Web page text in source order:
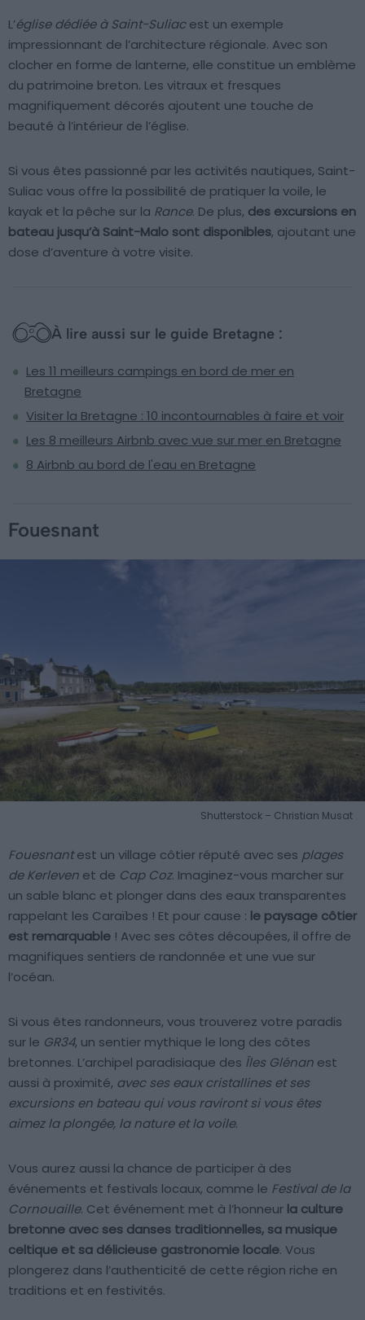
L’église dédiée à Saint-Suliacest un exemple
impressionnant de l’architecture régionale. Avec son
clocher en forme de lanterne, elle constitue un emblème
du patrimoine breton. Les vitraux et fresques
magnifiquement décorés ajoutent une touche de
beauté à l’intérieur de l’église.
Si vous êtes passionné par les activités nautiques, Saint-
Suliac vous offre la possibilité de pratiquer la voile, le
kayak et la pêche sur la Rance. De plus, des excursions en
bateau jusqu’à Saint-Malo sont disponibles, ajoutant une
dose d’aventure à votre visite.
À lire aussi sur le guide Bretagne :
Les 11 meilleurs campings en bord de mer en
Bretagne
Visiter la Bretagne : 10 incontournables à faire et voir
Les 8 meilleurs Airbnb avec vue sur mer en Bretagne
8 Airbnb au bord de l'eau en Bretagne
Fouesnant
Shutterstock – Christian Musat
Fouesnantest un village côtier réputé avec ses plages
de Kerleven et de Cap Coz. Imaginez-vous marcher sur
un sable blanc et plonger dans des eaux transparentes
rappelant les Caraïbes ! Et pour cause : le paysage côtier
est remarquable ! Avec ses côtes découpées, il offre de
magnifiques sentiers de randonnée et une vue sur
l’océan.
Si vous êtes randonneurs, vous trouverez votre paradis
sur le GR34, un sentier mythique le long des côtes
bretonnes. L’archipel paradisiaque des Îles Glénan est
aussi à proximité, avec ses eaux cristallines et ses
excursions en bateau qui vous raviront si vous êtes
aimez la plongée, la nature et la voile.
Vous aurez aussi la chance de participer à des
événements et festivals locaux, comme le Festival de la
Cornouaille. Cet événement met à l’honneur la culture
bretonne avec ses danses traditionnelles, sa musique
celtique et sa délicieuse gastronomie locale. Vous
plongerez dans l’authenticité de cette région riche en
traditions et en festivités.